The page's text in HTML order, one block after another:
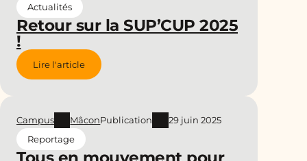
Retour sur la SUP’CUP 2025
!
Actualités
Lire l'article
Campus MâconPublication
29 juin 2025
Reportage